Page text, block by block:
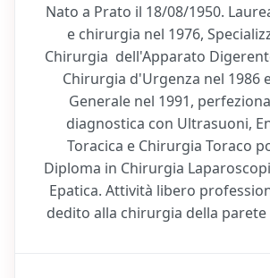
Nato a Prato il 18/08/1950.
e chirurgia nel 1976,
Chirurgia dell'Apparato
Chirurgia d'Urgenza nel 1986
Generale nel 1991,
diagnostica con Ultrasuoni,
Toracica e Chirurgia Toraco
Diploma in Chirurgia
Epatica. Attività libero
dedito alla chirurgia della